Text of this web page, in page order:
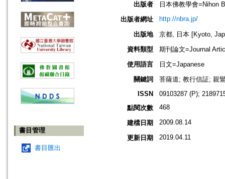
書目管理
書目匯出
出版者
日本佛教學會=Nihon
出版者網址
http://nbra.jp/
出版地
京都, 日本 [Kyoto,
資料類型
期刊論文=Journal
使用語言
日文=Japanese
關鍵詞
菩薩道; 教行信証; 親
ISSN
09103287 (P);
點閱次數
468
建檔日期 2009.08.14
更新日期 2019.04.11